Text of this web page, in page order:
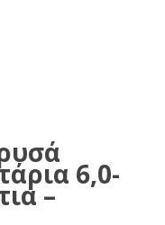
6,0-
–